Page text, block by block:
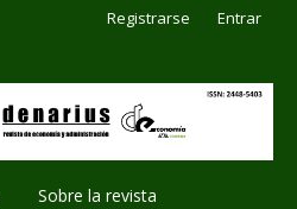
Sobre la revista
Registrarse Entrar